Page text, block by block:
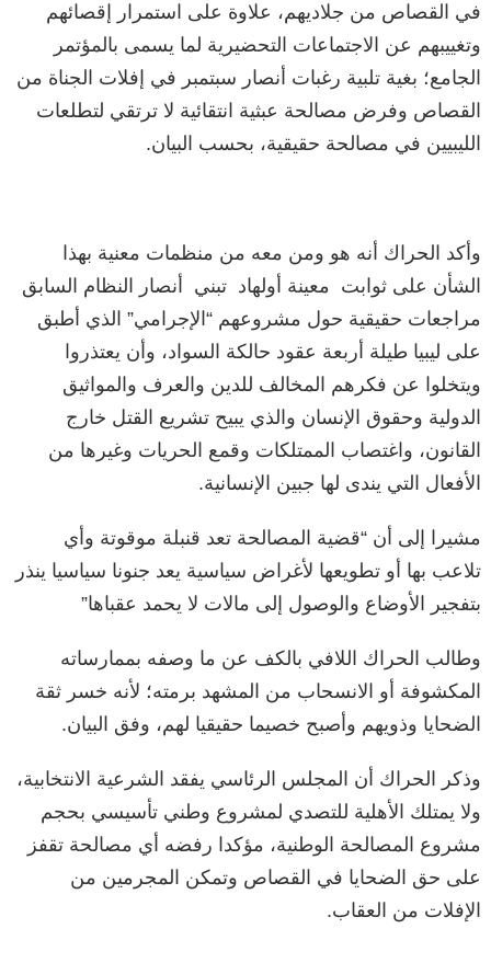
في القصاص من جلاديهم، علاوة على استمرار إقصائهم
وتغييبهم عن الاجتماعات التحضيرية لما يسمى بالمؤتمر
الجامع؛ بغية تلبية رغبات أنصار سبتمبر في إفلات الجناة من
القصاص وفرض مصالحة عبثية انتقائية لا ترتقي لتطلعات
الليبيين في مصالحة حقيقية، بحسب البيان.
وأكد الحراك أنه هو ومن معه من منظمات معنية بهذا
الشأن على ثوابت معينة أولهاد تبني أنصار النظام السابق
مراجعات حقيقية حول مشروعهم “الإجرامي” الذي أطبق
على ليبيا طيلة أربعة عقود حالكة السواد، وأن يعتذروا
ويتخلوا عن فكرهم المخالف للدين والعرف والمواثيق
الدولية وحقوق الإنسان والذي يبيح تشريع القتل خارج
القانون، واغتصاب الممتلكات وقمع الحريات وغيرها من
الأفعال التي يندى لها جبين الإنسانية.
مشيرا إلى أن “قضية المصالحة تعد قنبلة موقوتة وأي
تلاعب بها أو تطويعها لأغراض سياسية يعد جنونا سياسيا ينذر
بتفجير الأوضاع والوصول إلى مالات لا يحمد عقباها”
وطالب الحراك اللافي بالكف عن ما وصفه بممارساته
المكشوفة أو الانسحاب من المشهد برمته؛ لأنه خسر ثقة
الضحايا وذويهم وأصبح خصيما حقيقيا لهم، وفق البيان.
وذكر الحراك أن المجلس الرئاسي يفقد الشرعية الانتخابية،
ولا يمتلك الأهلية للتصدي لمشروع وطني تأسيسي بحجم
مشروع المصالحة الوطنية، مؤكدا رفضه أي مصالحة تقفز
على حق الضحايا في القصاص وتمكن المجرمين من
الإفلات من العقاب.